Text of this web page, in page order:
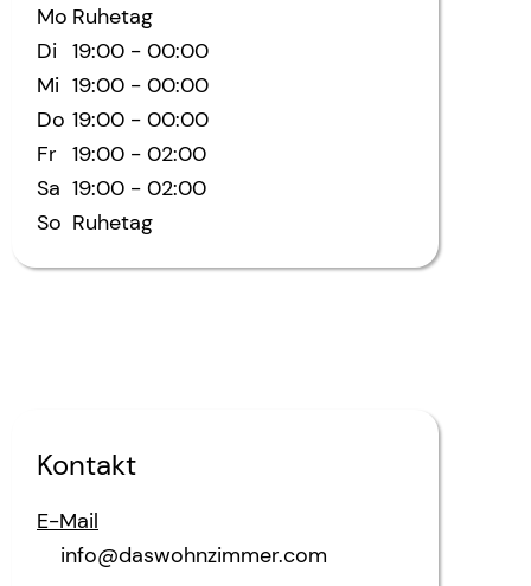
Mo Ruhetag
Di 19:00 - 00:00
Mi 19:00 - 00:00
Do 19:00 - 00:00
Fr 19:00 - 02:00
Sa 19:00 - 02:00
So Ruhetag
Kontakt
E-Mail
info@daswohnzimmer.com